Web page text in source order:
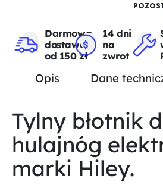
Darmowa
dostawa
od 150 zł
14 dni
na
zwrot
Opis Dane
Tylny błotnik
hulajnóg
marki Hiley.